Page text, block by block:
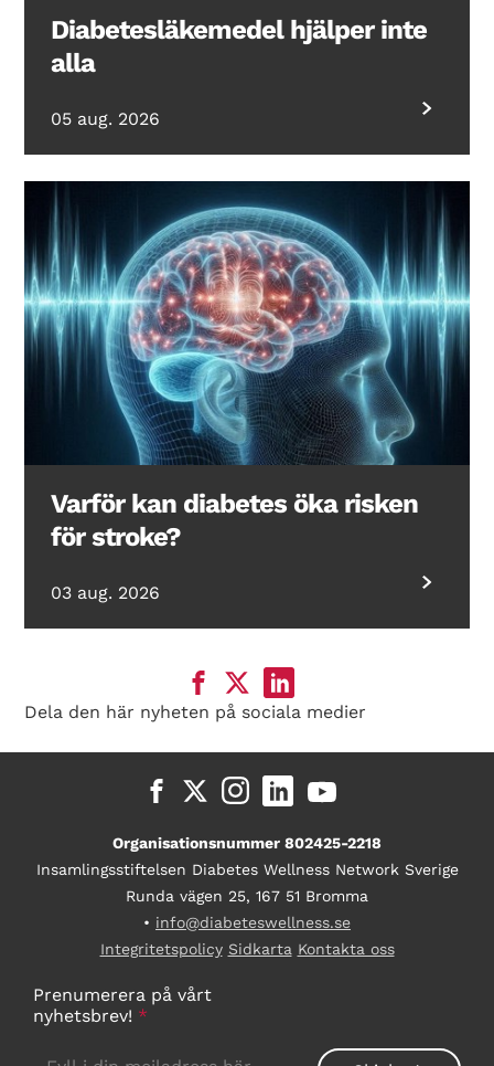
Diabetesläkemedel hjälper inte
alla
05 aug. 2026
Varför kan diabetes öka risken
för stroke?
03 aug. 2026
Dela den här nyheten på sociala medier
Organisationsnummer 802425-2218
Insamlingsstiftelsen Diabetes Wellness Network Sverige
Runda vägen 25, 167 51 Bromma
• info@diabeteswellness.se
Integritetspolicy Sidkarta Kontakta oss
Prenumerera på vårt
nyhetsbrev! *